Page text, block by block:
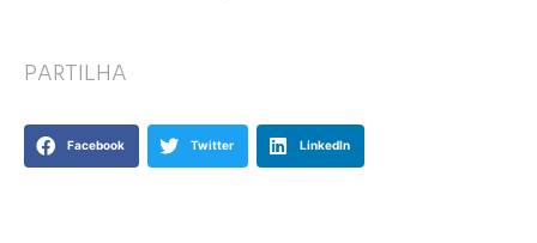
PARTILHA
Facebook Twitter LinkedIn